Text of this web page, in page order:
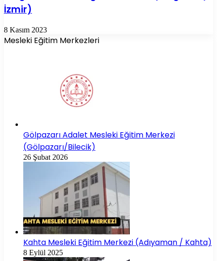
İzmir)
8 Kasım 2023
Mesleki Eğitim Merkezleri
Gölpazarı Adalet Mesleki Eğitim Merkezi
(Gölpazarı/Bilecik)
26 Şubat 2026
Kahta Mesleki Eğitim Merkezi (Adıyaman / Kahta)
8 Eylül 2025